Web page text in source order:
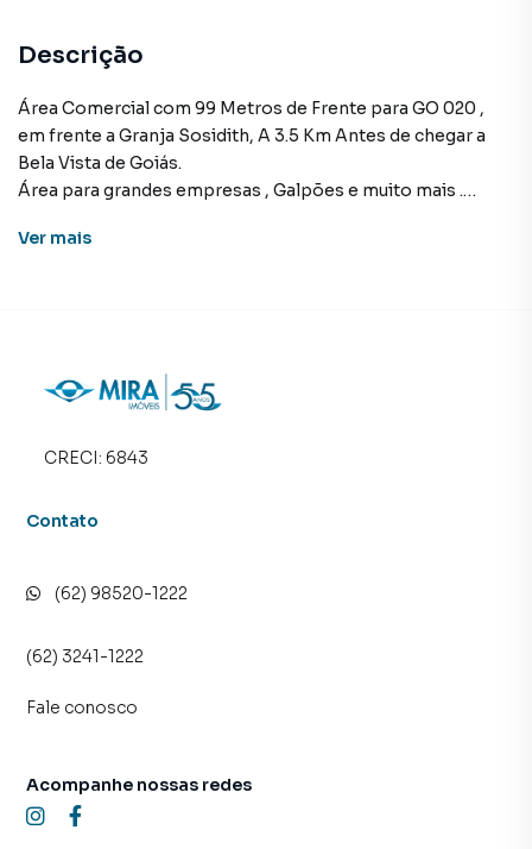
Descrição
Área Comercial com 99 Metros de Frente para GO 020 ,
em frente a Granja Sosidith, A 3.5 Km Antes de chegar a
Bela Vista de Goiás.
Área para grandes empresas , Galpões e muito mais .
Ver mais
CRECI: 6843
Contato
(62) 98520-1222
(62) 3241-1222
Fale conosco
Acompanhe nossas redes